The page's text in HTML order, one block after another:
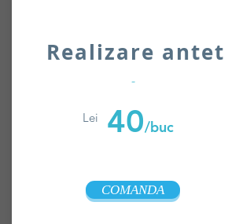
Realizare antet
-
Lei 40/buc
COMANDA